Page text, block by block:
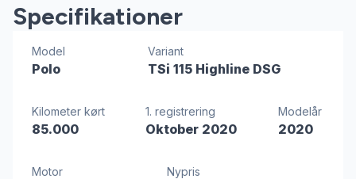
Specifikationer
Model
Polo
Variant
TSi 115 Highline DSG
Kilometer kørt
85.000
1. registrering
Oktober 2020
Modelår
2020
Motor Nypris